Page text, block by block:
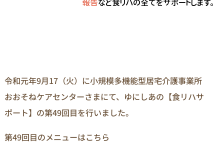
令和元年9月17（火）に小規模多機能型居宅介護事業所
おおそねケアセンターさまにて、ゆにしあの【食リハサ
ポート】の第49回目を行いました。
第49回目のメニューはこちら